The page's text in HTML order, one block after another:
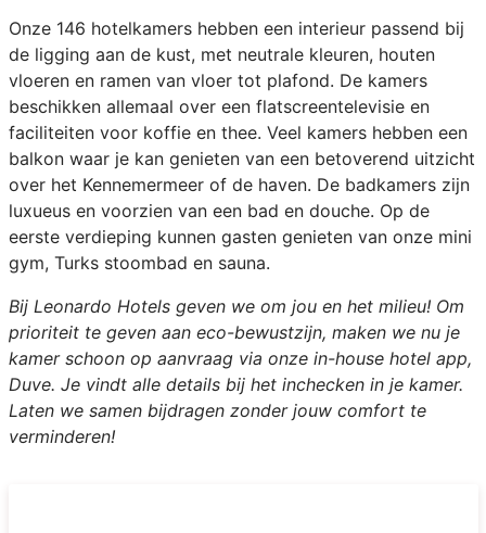
Onze 146 hotelkamers hebben een interieur passend bij
de ligging aan de kust, met neutrale kleuren, houten
vloeren en ramen van vloer tot plafond. De kamers
beschikken allemaal over een flatscreentelevisie en
faciliteiten voor koffie en thee. Veel kamers hebben een
balkon waar je kan genieten van een betoverend uitzicht
over het Kennemermeer of de haven. De badkamers zijn
luxueus en voorzien van een bad en douche. Op de
eerste verdieping kunnen gasten genieten van onze mini
gym, Turks stoombad en sauna.
Bij Leonardo Hotels geven we om jou en het milieu! Om
prioriteit te geven aan eco-bewustzijn, maken we nu je
kamer schoon op aanvraag via onze in-house hotel app,
Duve. Je vindt alle details bij het inchecken in je kamer.
Laten we samen bijdragen zonder jouw comfort te
verminderen!